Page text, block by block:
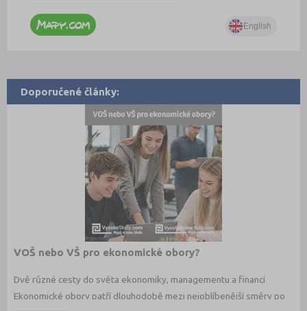
Doporučené články:
VOŠ nebo VŠ pro ekonomické obory?
Dvě různé cesty do světa ekonomiky, managementu a financí
Ekonomické obory patří dlouhodobě mezi nejoblíbenější směry po